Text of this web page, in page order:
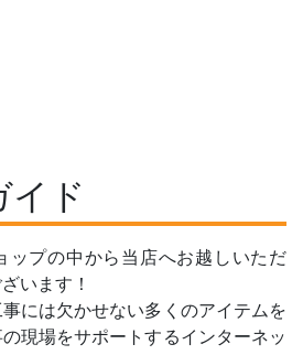
イド
ップの中から当店へお越しいただ
います！
には欠かせない多くのアイテムを
現場をサポートするインターネッ